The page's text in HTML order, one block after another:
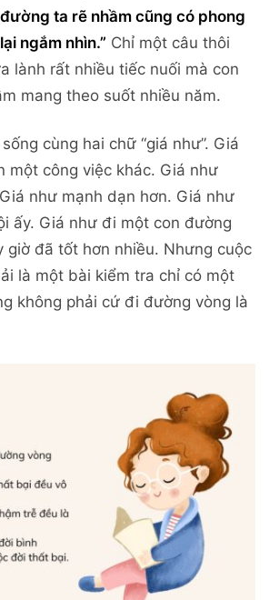
ta rẽ nhầm cũng có phong
ngắm nhìn.” Chỉ một câu thôi
lành rất nhiều tiếc nuối mà con
mang theo suốt nhiều năm.
cùng hai chữ “giá như”. Giá
một công việc khác. Giá như
như mạnh dạn hơn. Giá như
ấy. Giá như đi một con đường
giờ đã tốt hơn nhiều. Nhưng cuộc
là một bài kiểm tra chỉ có một
không phải cứ đi đường vòng là